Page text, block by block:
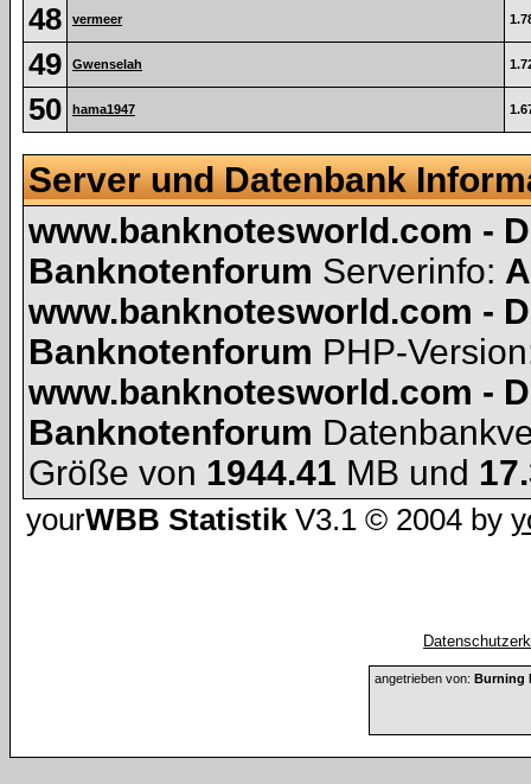
48 vermeer
49 Gwenselah
50 hama1947
Server und Datenbank
www.banknotesworld.com -
Banknotenforum Serverinfo:
www.banknotesworld.com -
Banknotenforum PHP-
www.banknotesworld.com -
Banknotenforum
Größe von 1944.41 MB und
yourWBB Statistik V3.1 © 2004 by
angetrieben von: Burning